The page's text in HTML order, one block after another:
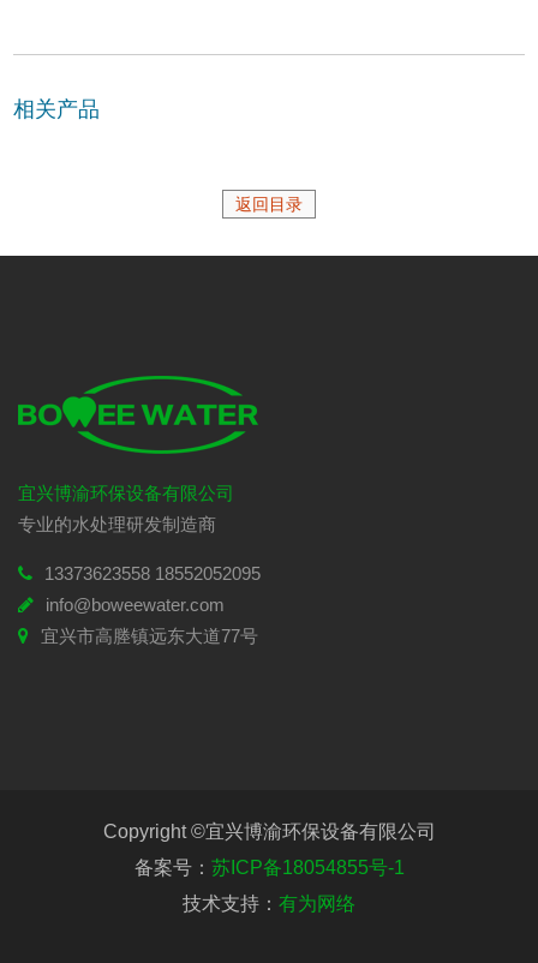
相关产品
返回目录
宜兴博渝环保设备有限公司
专业的水处理研发制造商
13373623558 18552052095
info@boweewater.com
宜兴市高塍镇远东大道77号
Copyright ©宜兴博渝环保设备有限公司
备案号： 苏ICP备18054855号-1
技术支持： 有为网络